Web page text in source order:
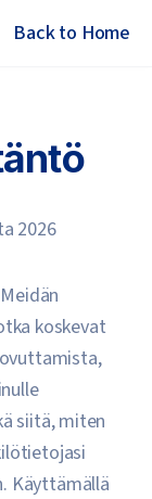
Back to Home
2026
koskevat
siitä, miten
Käyttämällä